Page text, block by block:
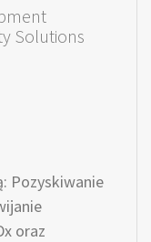
Solutions
Pozyskiwanie
oraz